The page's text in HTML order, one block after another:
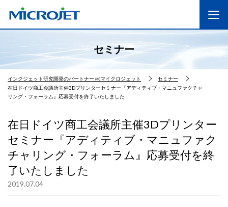
セミナー
インクジェット研究開発のパートナー ㈱マイクロジェット
セミナー
在日ドイツ商工会議所主催3Dプリンターセミナー『アディティブ・マニュファクチャ
リング・フォーラム』応募受付を終了いたしました
在日ドイツ商工会議所主催3Dプリンター
セミナー『アディティブ・マニュファク
チャリング・フォーラム』応募受付を終
了いたしました
2019.07.04